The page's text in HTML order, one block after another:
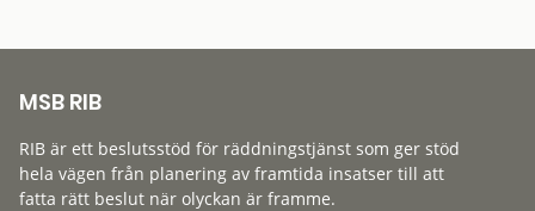
MSB RIB
RIB är ett beslutsstöd för räddningstjänst som ger stöd
hela vägen från planering av framtida insatser till att
fatta rätt beslut när olyckan är framme.